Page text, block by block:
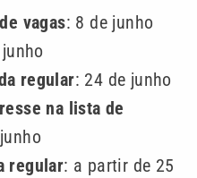
vagas: 8 de junho
regular: 24 de junho
na lista de
regular: a partir de 25